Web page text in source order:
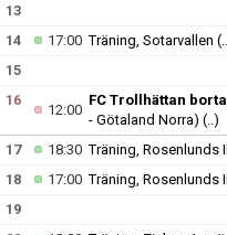
13
14
17:00Träning, Sotarvallen
15
16
12:00
FC Trollhättan
- Götaland Norra) (..)
17 18:30Träning, Rosenlunds
18
17:00Träning, Rosenlunds
19